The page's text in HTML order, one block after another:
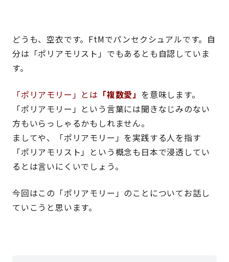
どうも、空衣です。FtMでパンセクシュアルです。自
分は「ポリアモリスト」でもあるとも自認していま
す。
「ポリアモリー」とは 「複数愛」 を意味します。
「ポリアモリー」という言葉には聞きなじみのない
方もいらっしゃるかもしれません。
ましてや、「ポリアモリー」を実践する人を指す
「ポリアモリスト」という概念も日本で浸透してい
るとは言いにくいでしょう。
今回はこの「ポリアモリー」のことについてお話し
ていこうと思います。